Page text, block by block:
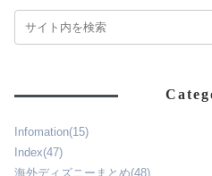
Infomation(15)
Index(47)
海外ディズニーまとめ(48)